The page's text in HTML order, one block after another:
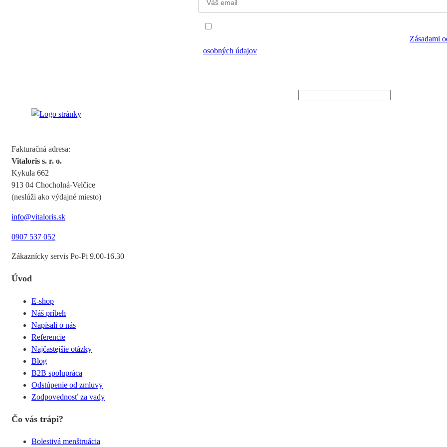
Zásadami
osobných údajov
Fakturačná adresa:
Vitaloris s. r. o.
Kykula 662
913 04 Chocholná-Velčice
(neslúži ako výdajné miesto)
info@vitaloris.sk
0907 537 052
Zákaznícky servis Po-Pi 9.00-16.30
Úvod
E-shop
Náš príbeh
Napísali o nás
Referencie
Najčastejšie otázky
Blog
B2B spolupráca
Odstúpenie od zmluvy
Zodpovednosť za vady
Čo vás trápi?
Bolestivá menštruácia